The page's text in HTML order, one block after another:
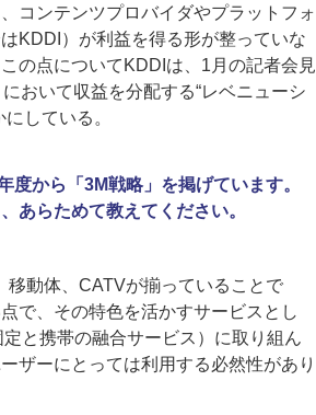
コンテンツプロバイダやプラットフォ
KDDI）が利益を得る形が整っていな
の点についてKDDIは、1月の記者会見
おいて収益を分配する“レベニューシ
している。
から「3M戦略」を掲げています。
あらためて教えてください。
動体、CATVが揃っていることで
で、その特色を活かすサービスとし
と携帯の融合サービス）に取り組ん
ザーにとっては利用する必然性があり